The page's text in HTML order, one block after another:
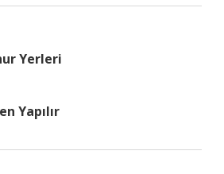
Yerleri
Yapılır